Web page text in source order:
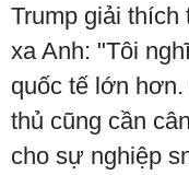
Trump giải thích
xa Anh: "Tôi
quốc tế lớn
thủ cũng cần
cho sự nghiệp